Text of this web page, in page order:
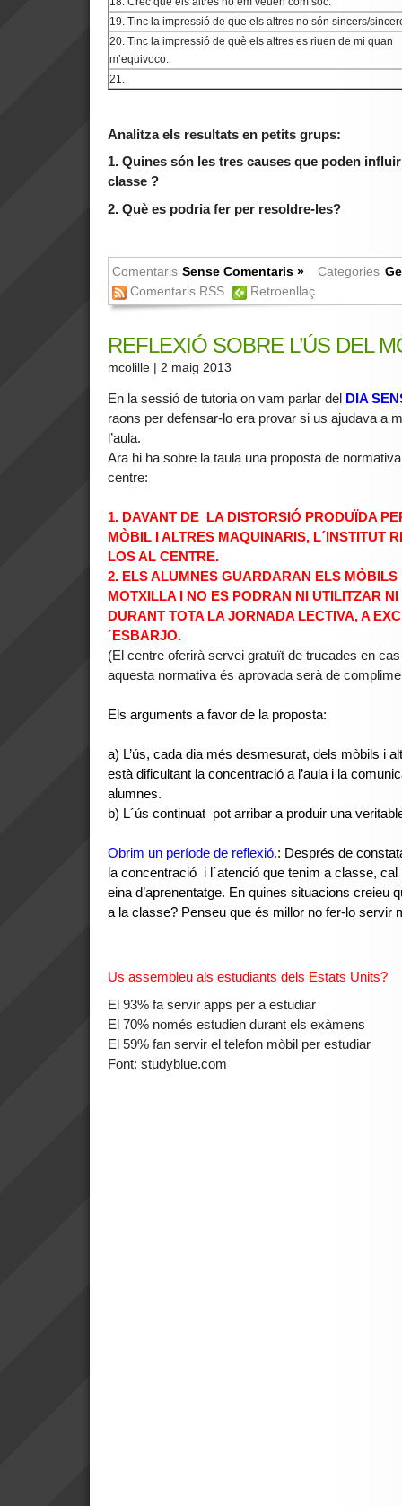
19. Tinc la impressió de que els altres no són sincers/
20. Tinc la impressió de què els altres es riuen de mi quan
m’equivoco.
21.
Analitza els resultats en petits grups:
1. Quines són les tres causes que poden
classe ?
2. Què es podria fer per resoldre-les?
Comentaris Sense Comentaris » Categories
Comentaris RSS
Retroenllaç
REFLEXIÓ SOBRE L’ÚS DEL
mcolille | 2 maig 2013
En la sessió de tutoria on vam parlar del DIA
raons per defensar-lo era provar si us ajudava a
l’aula.
Ara hi ha sobre la taula una proposta de
centre:
1. DAVANT DE LA DISTORSIÓ PRODUÏDA
MÒBIL I ALTRES MAQUINARIS, L´INSTITUT
LOS AL CENTRE.
2. ELS ALUMNES GUARDARAN ELS
MOTXILLA I NO ES PODRAN NI UTILITZAR
DURANT TOTA LA JORNADA LECTIVA, A
´ESBARJO.
(El centre oferirà servei gratuït de trucades en
aquesta normativa és aprovada serà de
Els arguments a favor de la proposta:
a) L’ús, cada dia més desmesurat, dels mòbils i
està dificultant la concentració a l’aula i la
alumnes.
b) L´ús continuat pot arribar a produir una
Obrim un període de reflexió.: Després de
la concentració i l´atenció que tenim a classe,
eina d’aprenentatge. En quines situacions creieu
a la classe? Penseu que és millor no fer-lo servir
Us assembleu als estudiants dels Estats Units?
El 93% fa servir apps per a estudiar
El 70% només estudien durant els exàmens
El 59% fan servir el telefon mòbil per estudiar
Font: studyblue.com